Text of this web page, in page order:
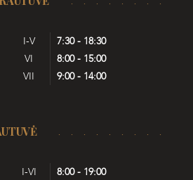
I-V
7:30 - 18:30
VI
8:00 - 15:00
VII
9:00 - 14:00
I-VI
8:00 - 19:00